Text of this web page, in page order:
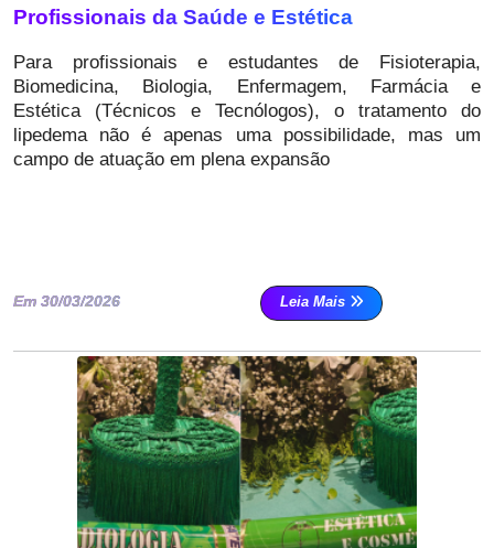
Profissionais da Saúde e Estética
Para profissionais e estudantes de Fisioterapia,
Biomedicina, Biologia, Enfermagem, Farmácia e
Estética (Técnicos e Tecnólogos), o tratamento do
lipedema não é apenas uma possibilidade, mas um
campo de atuação em plena expansão
Em 30/03/2026 Leia Mais